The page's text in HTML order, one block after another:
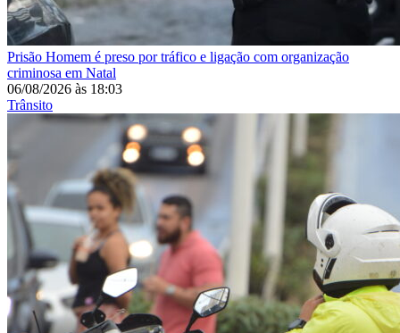
Prisão Homem é preso por tráfico e ligação com organização
criminosa em Natal
06/08/2026 às 18:03
Trânsito